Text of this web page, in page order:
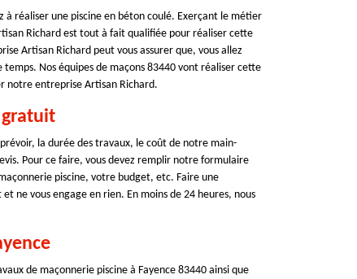
à réaliser une piscine en béton coulé. Exerçant le métier
Richard est tout à fait qualifiée pour réaliser cette
Artisan Richard peut vous assurer que, vous allez
Nos équipes de maçons 83440 vont réaliser cette
notre entreprise Artisan Richard.
gratuit
la durée des travaux, le coût de notre main-
Pour ce faire, vous devez remplir notre formulaire
piscine, votre budget, etc. Faire une
ne vous engage en rien. En moins de 24 heures, nous
de maçonnerie piscine à Fayence 83440 ainsi que